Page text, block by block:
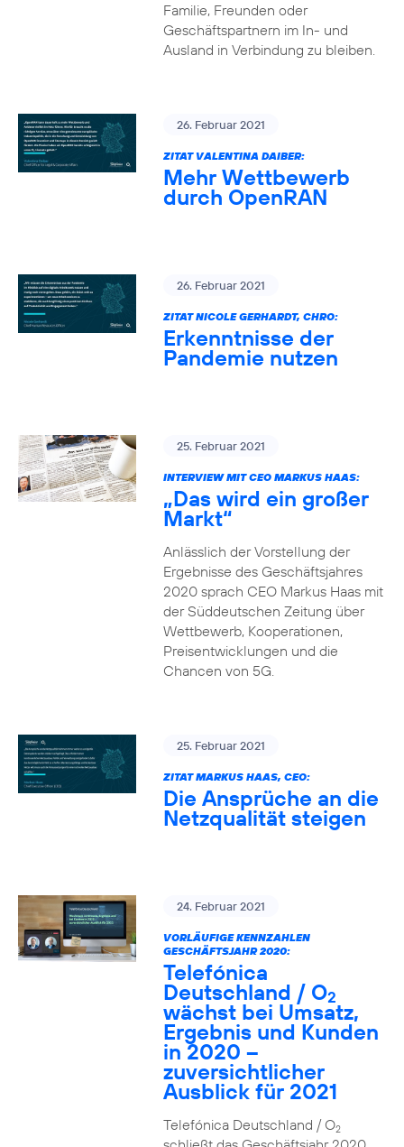
Familie, Freunden oder
Geschäftspartnern im In- und
Ausland in Verbindung zu bleiben.
26. Februar 2021
ZITAT VALENTINA DAIBER:
Mehr Wettbewerb
durch OpenRAN
26. Februar 2021
ZITAT NICOLE GERHARDT, CHRO:
Erkenntnisse der
Pandemie nutzen
25. Februar 2021
INTERVIEW MIT CEO MARKUS HAAS:
„Das wird ein großer
Markt“
Anlässlich der Vorstellung der
Ergebnisse des Geschäftsjahres
2020 sprach CEO Markus Haas mit
der Süddeutschen Zeitung über
Wettbewerb, Kooperationen,
Preisentwicklungen und die
Chancen von 5G.
25. Februar 2021
ZITAT MARKUS HAAS, CEO:
Die Ansprüche an die
Netzqualität steigen
24. Februar 2021
VORLÄUFIGE KENNZAHLEN
GESCHÄFTSJAHR 2020:
Telefónica
Deutschland / O2
wächst bei Umsatz,
Ergebnis und Kunden
in 2020 –
zuversichtlicher
Ausblick für 2021
Telefónica Deutschland / O2